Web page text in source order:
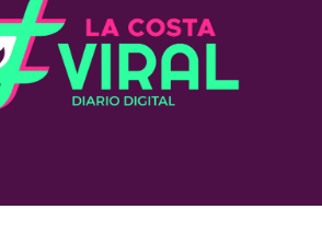
Viral